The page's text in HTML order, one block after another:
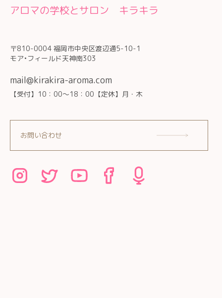
アロマの学校とサロン キラキラ
〒810-0004 福岡市中央区渡辺通5-10-1
モア•フィールド天神南303
mail@kirakira-aroma.com
【受付】10：00～18：00【定休】月・木
お問い合わせ